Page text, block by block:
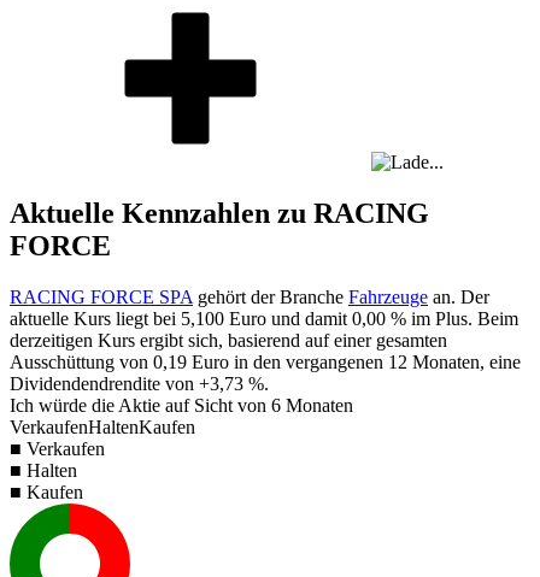
Aktuelle Kennzahlen zu RACING
FORCE
RACING FORCE SPA gehört der Branche Fahrzeuge an. Der
aktuelle Kurs liegt bei 5,100 Euro und damit 0,00 % im Plus. Beim
derzeitigen Kurs ergibt sich, basierend auf einer gesamten
Ausschüttung von 0,19 Euro in den vergangenen 12 Monaten, eine
Dividendendrendite von +3,73 %.
Ich würde die Aktie auf Sicht von 6 Monaten
VerkaufenHaltenKaufen
■ Verkaufen
■ Halten
■ Kaufen